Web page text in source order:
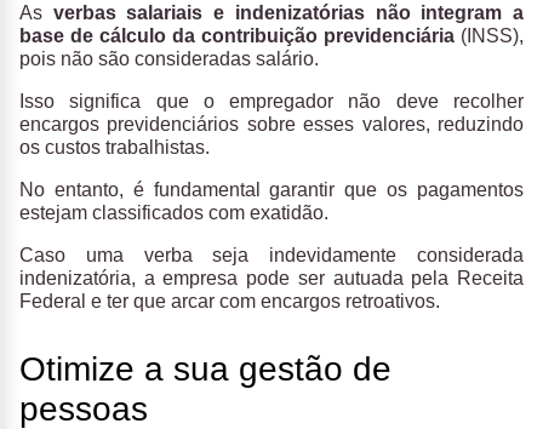
As verbas salariais e indenizatórias não integram a
base de cálculo da contribuição previdenciária (INSS),
pois não são consideradas salário.
Isso significa que o empregador não deve recolher
encargos previdenciários sobre esses valores, reduzindo
os custos trabalhistas.
No entanto, é fundamental garantir que os pagamentos
estejam classificados com exatidão.
Caso uma verba seja indevidamente considerada
indenizatória, a empresa pode ser autuada pela Receita
Federal e ter que arcar com encargos retroativos.
Otimize a sua gestão de
pessoas